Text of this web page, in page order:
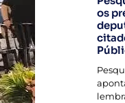
os